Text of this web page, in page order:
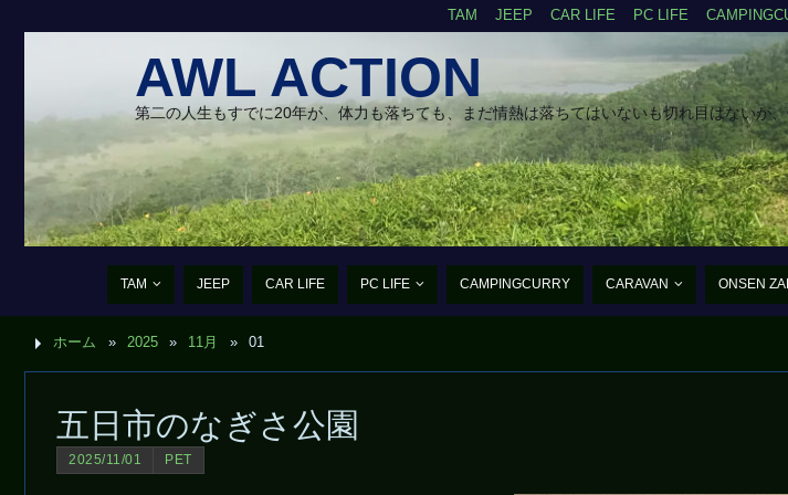
TAM JEEP CAR LIFE PC LIFE
AWL ACTION
第二の人生もすでに20年が、体力も落ちても、まだ情熱は落ちてはいないも切れ目はないが
TAM JEEP CAR LIFE PC LIFE CAMPINGCURRY CARAVAN ONSEN
ホーム » 2025 » 11月 » 01
五日市のなぎさ公園
2025/11/01 PET